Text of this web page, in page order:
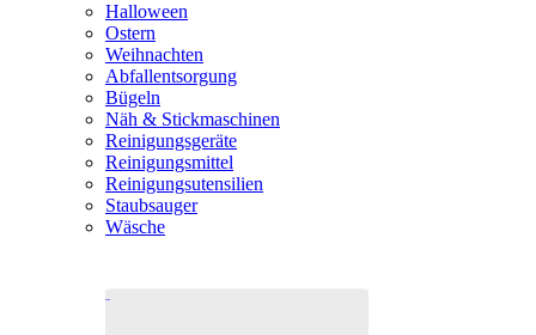
Halloween
Ostern
Weihnachten
Abfallentsorgung
Bügeln
Näh & Stickmaschinen
Reinigungsgeräte
Reinigungsmittel
Reinigungsutensilien
Staubsauger
Wäsche